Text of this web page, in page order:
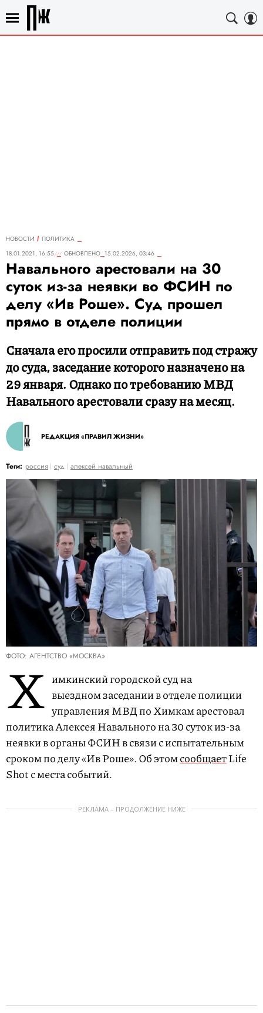
НОВОСТИ
ПОЛИТИКА
18.01.2021, 16:55
ОБНОВЛЕНО 15.02.2026, 03:46
Навального арестовали на 30
суток из-за неявки во ФСИН по
делу «Ив Роше». Суд прошел
прямо в отделе полиции
Сначала его просили отправить под стражу
до суда, заседание которого назначено на
29 января. Однако по требованию МВД
Навального арестовали сразу на месяц.
РЕДАКЦИЯ «ПРАВИЛ ЖИЗНИ»
Теги: россия суд алексей навальный
ФОТО: АГЕНТСТВО «МОСКВА»
Х имкинский городской суд на
выездном заседании в отделе полиции
управления МВД по Химкам арестовал
политика Алексея Навального на 30 суток из-за
неявки в органы ФСИН в связи с испытательным
сроком по делу «Ив Роше». Об этомсообщаетLife
Shot с места событий.
РЕКЛАМА – ПРОДОЛЖЕНИЕ НИЖЕ